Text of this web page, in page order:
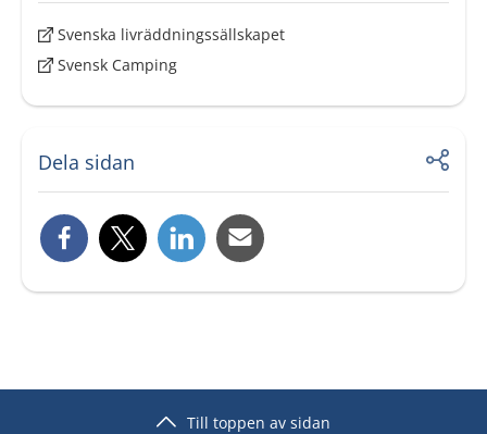
Svenska livräddningssällskapet
Svensk Camping
Dela sidan
Till toppen av sidan